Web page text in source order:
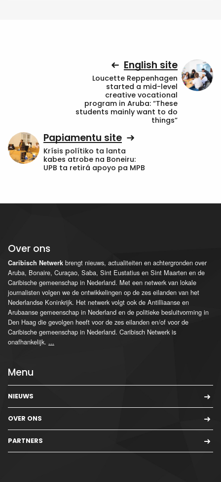
English site
Loucette Reppenhagen
started a mid-level
creative vocational
program in Aruba: “These
students mainly want to do
things”
Papiamentu site
Krísis polítiko ta lanta
kabes atrobe na Boneiru:
UPB ta retirá apoyo pa MPB
Over ons
Caribisch Netwerk brengt nieuws, actualiteiten en achtergronden over
Aruba, Bonaire, Curaçao, Saba, Sint Eustatius en Sint Maarten en de
Caribische gemeenschap in Nederland. Met een netwerk van lokale
journalisten volgen we de ontwikkelingen op de zes eilanden van het
Nederlandse Koninkrijk. Het netwerk volgt ook de Antilliaanse en
Arubaanse gemeenschap in Nederland en de politieke besluitvorming in
Den Haag die gevolgen heeft voor de zes eilanden en/of voor de
Caribische gemeenschap in Nederland. Caribisch Netwerk is
onafhankelijk. ...
Menu
NIEUWS
OVER ONS
PARTNERS